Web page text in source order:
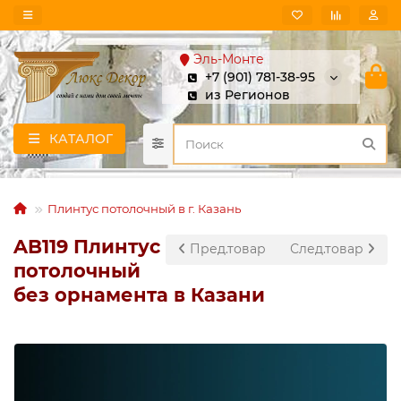
Эль-Монте
+7 (901) 781-38-95
из Регионов
КАТАЛОГ
Плинтус потолочный в г. Казань
Пред.товар След.товар
AB119 Плинтус
потолочный
без орнамента в Казани